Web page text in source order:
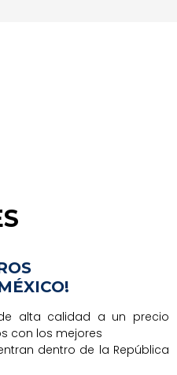
alta calidad a un precio
con los mejores
dentro de la República